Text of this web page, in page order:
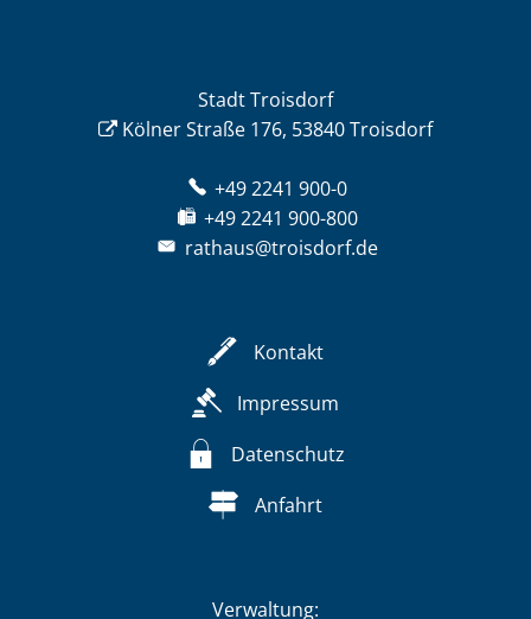
Stadt Troisdorf
Kölner Straße 176, 53840 Troisdorf
+49 2241 900-0
+49 2241 900-800
rathaus@troisdorf.de
Kontakt
Impressum
Datenschutz
Anfahrt
Verwaltung: